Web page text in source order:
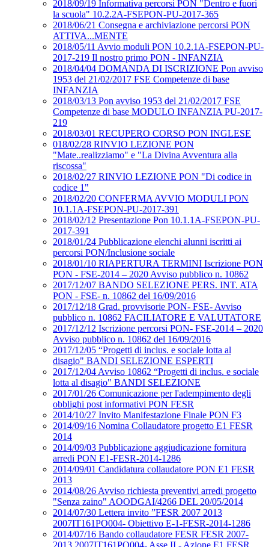
2018/09/19 Informativa percorsi PON "Dentro e fuori
la scuola" 10.2.2A-FSEPON-PU-2017-365
2018/06/21 Consegna e archiviazione percorsi PON
ATTIVA...MENTE
2018/05/11 Avvio moduli PON 10.2.1A-FSEPON-PU-
2017-219 Il nostro primo PON - INFANZIA
2018/04/04 DOMANDA DI ISCRIZIONE Pon avviso
1953 del 21/02/2017 FSE Competenze di base
INFANZIA
2018/03/13 Pon avviso 1953 del 21/02/2017 FSE
Competenze di base MODULO INFANZIA PU-2017-
219
2018/03/01 RECUPERO CORSO PON INGLESE
018/02/28 RINVIO LEZIONE PON
"Mate..realizziamo" e "La Divina Avventura alla
riscossa"
2018/02/27 RINVIO LEZIONE PON "Di codice in
codice 1"
2018/02/20 CONFERMA AVVIO MODULI PON
10.1.1A-FSEPON-PU-2017-391
2018/02/12 Presentazione Pon 10.1.1A-FSEPON-PU-
2017-391
2018/01/24 Pubblicazione elenchi alunni iscritti ai
percorsi PON/Inclusione sociale
2018/01/10 RIAPERTURA TERMINI Iscrizione PON
PON - FSE-2014 – 2020 Avviso pubblico n. 10862
2017/12/07 BANDO SELEZIONE PERS. INT. ATA
PON - FSE- n. 10862 del 16/09/2016
2017/12/18 Grad. provvisorie PON- FSE- Avviso
pubblico n. 10862 FACILIATORE E VALUTATORE
2017/12/12 Iscrizione percorsi PON- FSE-2014 – 2020
Avviso pubblico n. 10862 del 16/09/2016
2017/12/05 “Progetti di inclus. e sociale lotta al
disagio" BANDI SELEZIONE ESPERTI
2017/12/04 Avviso 10862 “Progetti di inclus. e sociale
lotta al disagio" BANDI SELEZIONE
2017/01/26 Comunicazione per l'adempimento degli
obblighi post informativi PON FESR
2014/10/27 Invito Manifestazione Finale PON F3
2014/09/16 Nomina Collaudatore progetto E1 FESR
2014
2014/09/03 Pubblicazione aggiudicazione fornitura
arredi PON E1-FESR-2014-1286
2014/09/01 Candidatura collaudatore PON E1 FESR
2013
2014/08/26 Avviso richiesta preventivi arredi progetto
"Senza zaino" AOODGAI/4266 DEL 20/05/2014
2014/07/30 Lettera invito ”FESR 2007 2013
2007IT161PO004- Obiettivo E-1-FESR-2014-1286
2014/07/16 Bando collaudatore FESR FESR 2007-